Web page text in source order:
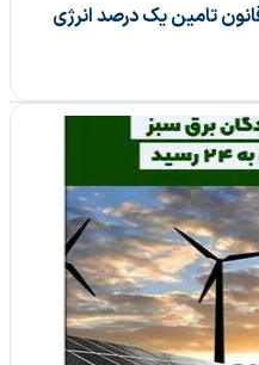
تامین یک درصد انرژی